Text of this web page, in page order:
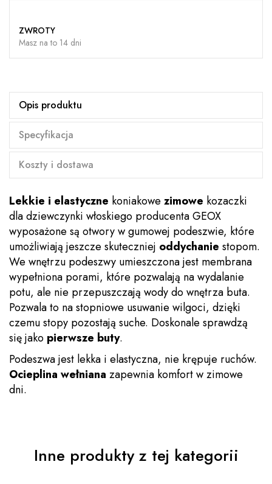
ZWROTY
Masz na to 14 dni
Opis produktu
Specyfikacja
Koszty i dostawa
Lekkie i elastyczne koniakowe zimowe kozaczki
dla dziewczynki włoskiego producenta GEOX
wyposażone są otwory w gumowej podeszwie, które
umożliwiają jeszcze skuteczniej oddychanie stopom.
We wnętrzu podeszwy umieszczona jest membrana
wypełniona porami, które pozwalają na wydalanie
potu, ale nie przepuszczają wody do wnętrza buta.
Pozwala to na stopniowe usuwanie wilgoci, dzięki
czemu stopy pozostają suche. Doskonale sprawdzą
się jako pierwsze buty.
Podeszwa jest lekka i elastyczna, nie krępuje ruchów.
Ocieplina wełniana zapewnia komfort w zimowe
dni.
Inne produkty z tej kategorii